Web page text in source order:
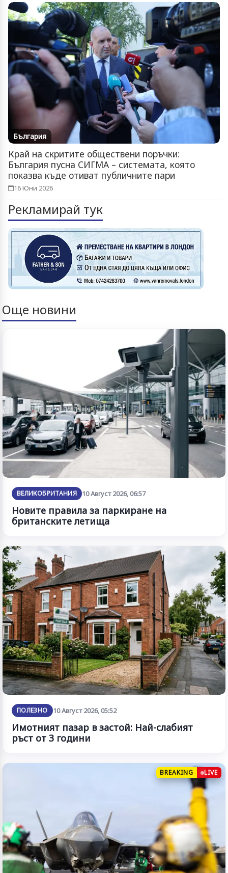
България
Край на скритите обществени поръчки:
България пусна СИГМА – системата, която
показва къде отиват публичните пари
16 Юни 2026
Рекламирай тук
Още новини
ВЕЛИКОБРИТАНИЯ 10 Август 2026, 06:57
Новите правила за паркиране на
британските летища
ПОЛЕЗНО 10 Август 2026, 05:52
Имотният пазар в застой: Най-слабият
ръст от 3 години
BREAKING LIVE